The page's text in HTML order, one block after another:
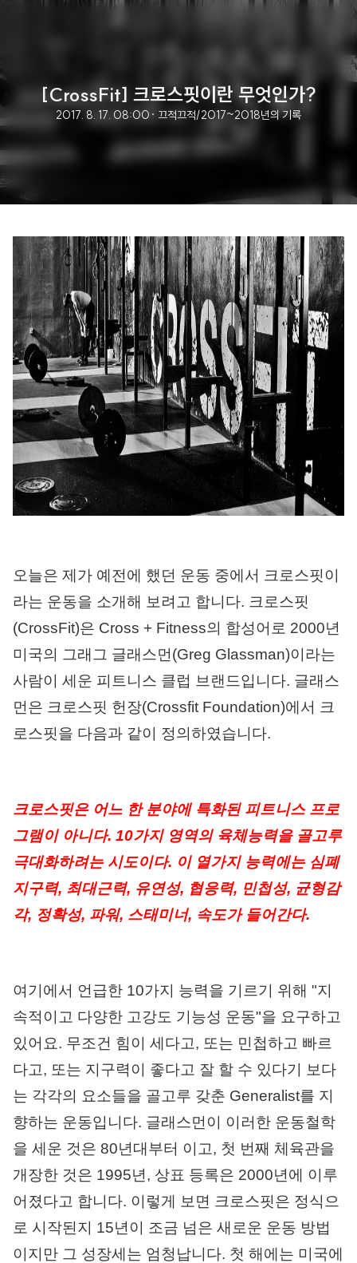
[CrossFit] 크로스핏이란 무엇인가?
2017. 8. 17. 08:00 · 끄적끄적/2017~2018년의 기록
오늘은 제가 예전에 했던 운동 중에서 크로스핏이
라는 운동을 소개해 보려고 합니다. 크로스핏
(CrossFit)은 Cross + Fitness의 합성어로 2000년
미국의 그래그 글래스먼(Greg Glassman)이라는
사람이 세운 피트니스 클럽 브랜드입니다. 글래스
먼은 크로스핏 헌장(Crossfit Foundation)에서 크
로스핏을 다음과 같이 정의하였습니다.
크로스핏은 어느 한 분야에 특화된 피트니스 프로
그램이 아니다. 10가지 영역의 육체능력을 골고루
극대화하려는 시도이다. 이 열가지 능력에는 심폐
지구력, 최대근력, 유연성, 협응력, 민첩성, 균형감
각, 정확성, 파워, 스태미너, 속도가 들어간다.
여기에서 언급한 10가지 능력을 기르기 위해 "지
속적이고 다양한 고강도 기능성 운동"을 요구하고
있어요. 무조건 힘이 세다고, 또는 민첩하고 빠르
다고, 또는 지구력이 좋다고 잘 할 수 있다기 보다
는 각각의 요소들을 골고루 갖춘 Generalist를 지
향하는 운동입니다. 글래스먼이 이러한 운동철학
을 세운 것은 80년대부터 이고, 첫 번째 체육관을
개장한 것은 1995년, 상표 등록은 2000년에 이루
어졌다고 합니다. 이렇게 보면 크로스핏은 정식으
로 시작된지 15년이 조금 넘은 새로운 운동 방법
이지만 그 성장세는 엄청납니다. 첫 해에는 미국에